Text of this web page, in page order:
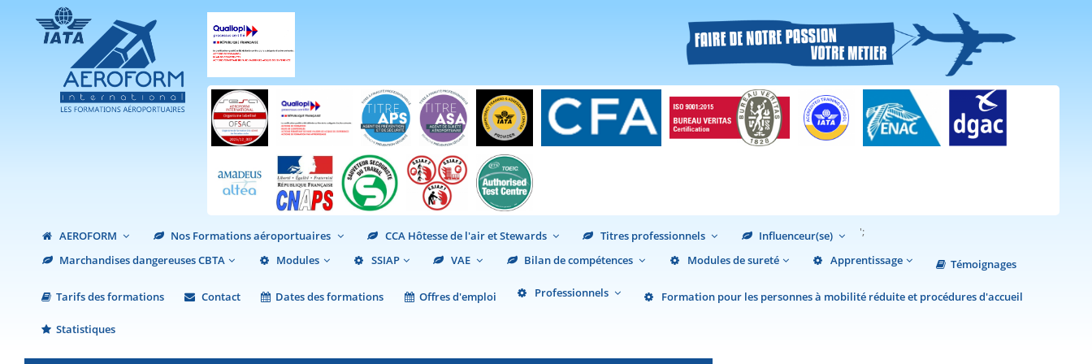
AEROFORM Nos Formations aéroportuaires CCA Hôtesse de l'air et Stewards Titres professionnels
Influenceur(se)
Marchandises dangereuses CBTA
Modules SSIAP VAE Bilan de compétences Modules de sureté Apprentissage Témoignages
Tarifs des formations Contact Dates des formations Offres d'emploi Professionnels Formation pour les personnes à mobilité réduite et procédures d'accueil
Statistiques
';